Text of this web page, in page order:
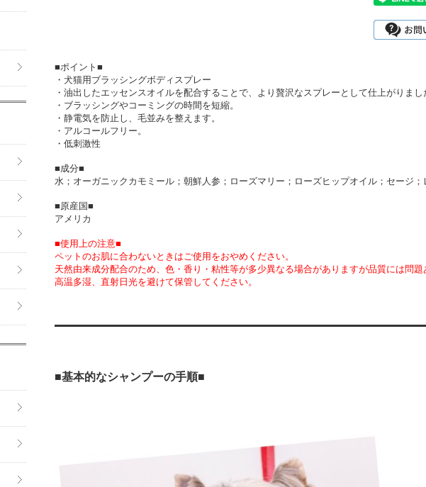
■ポイント■
・犬猫用ブラッシングボディスプレー
・油出したエッセンスオイルを配合することで、より贅沢なスプレーとして仕上がりまし
・ブラッシングやコーミングの時間を短縮。
・静電気を防止し、毛並みを整えます。
・アルコールフリー。
・低刺激性
■成分■
水；オーガニックカモミール；朝鮮人参；ローズマリー；ローズヒップオイル；セージ
■原産国■
アメリカ
■使用上の注意■
ペットのお肌に合わないときはご使用をおやめください。
天然由来成分配合のため、色・香り・粘性等が多少異なる場合がありますが品質には問題
高温多湿、直射日光を避けて保管してください。
■基本的なシャンプーの手順■